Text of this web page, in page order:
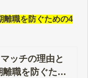
離職を防ぐための4
ッチの理由と
離職を防ぐため